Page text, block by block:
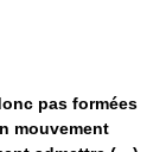
pas formées
mouvement